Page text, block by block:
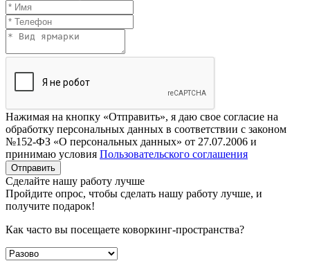
Нажимая на кнопку «Отправить», я даю свое согласие на
обработку персональных данных в соответствии с законом
№152-ФЗ «О персональных данных» от 27.07.2006 и
принимаю условия Пользовательского соглашения
Отправить
Сделайте нашу работу лучше
Пройдите опрос, чтобы сделать нашу работу лучше, и
получите подарок!
Как часто вы посещаете коворкинг-пространства?